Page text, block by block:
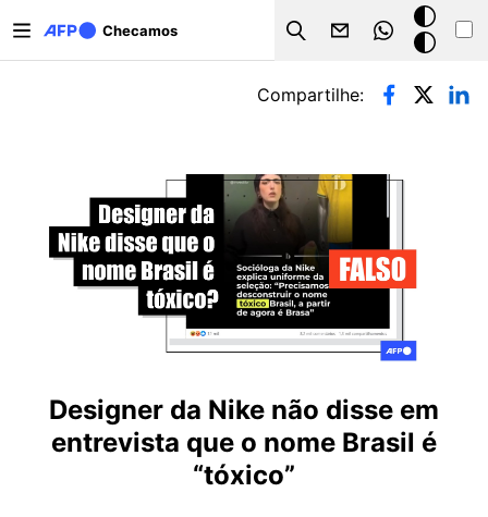
Checamos
Search
Modo
escuro
Abas primárias
Compartilhe:
Designer da Nike não disse em
entrevista que o nome Brasil é
“tóxico”